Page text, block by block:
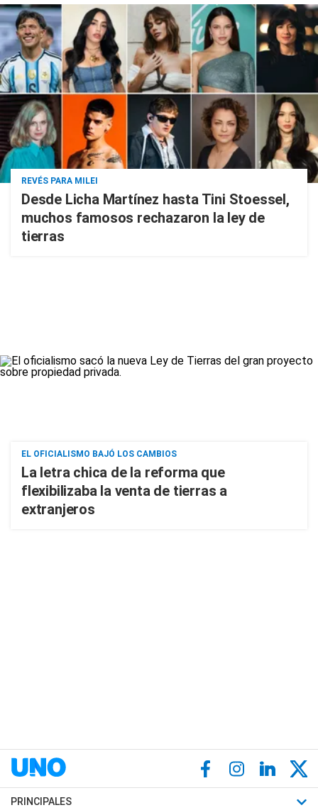
REVÉS PARA MILEI
Desde Licha Martínez hasta Tini Stoessel,
muchos famosos rechazaron la ley de
tierras
EL OFICIALISMO BAJÓ LOS CAMBIOS
La letra chica de la reforma que
flexibilizaba la venta de tierras a
extranjeros
PRINCIPALES